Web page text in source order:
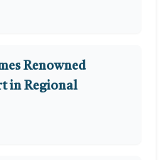
Renowned
in Regional